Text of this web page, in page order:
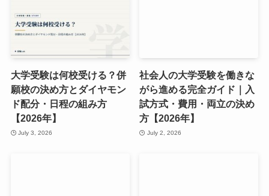
大学受験は何校受ける？併
願校の決め方とダイヤモン
ド配分・日程の組み方
【2026年】
July 3, 2026
社会人の大学受験を働きな
がら進める完全ガイド｜入
試方式・費用・両立の決め
方【2026年】
July 2, 2026